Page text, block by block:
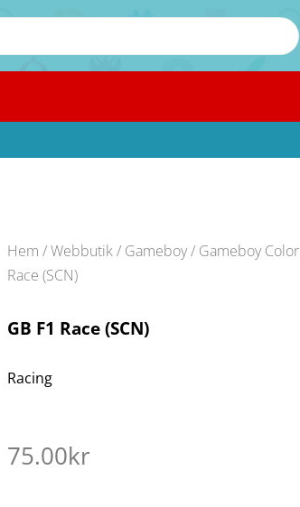
Hem /Webbutik/ Gameboy / Gameboy Color
Race (SCN)
GB F1 Race (SCN)
Racing
75.00kr